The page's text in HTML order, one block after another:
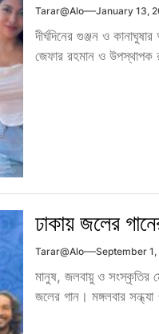
Tarar@alo January 13,
দীর্ঘদিনের গুঞ্জন ও
জেফার রহমান ও উপস্থাপক
ঢাকায় জলের
Tarar@alo September
মানুষ, জলবায়ু ও সংস্কৃতির
জলের গান। মঙ্গলবার